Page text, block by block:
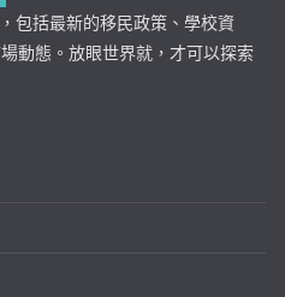
包括最新的移民政策、學校資
動態。放眼世界就，才可以探索